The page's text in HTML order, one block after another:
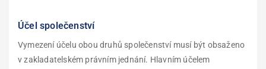
Účel společenství
Vymezení účelu obou druhů společenství musí být obsaženo
v zakladatelském právním jednání. Hlavním účelem